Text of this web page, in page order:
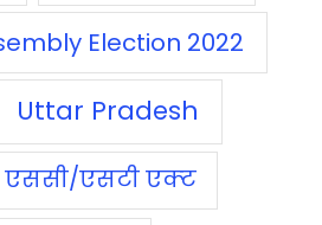
Election 2022
Uttar Pradesh
एससी/एसटी एक्‍ट